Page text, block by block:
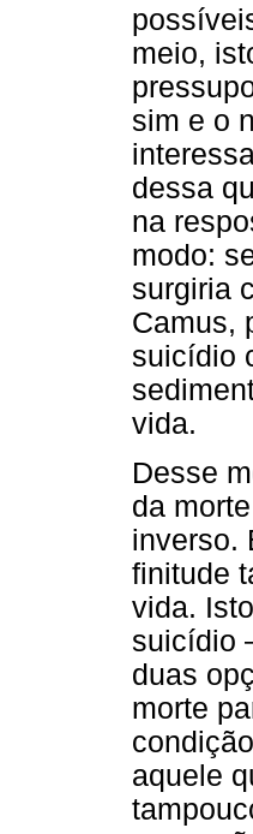
meio,
sim e o
dessa
na
modo:
surgiria
Camus,
suicídio
vida.
Desse
da
inverso.
finitude
vida.
suicídio
duas
morte
aquele